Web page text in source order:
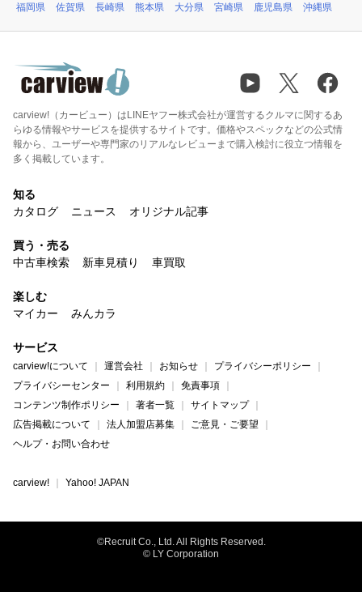
福岡県
佐賀県 長崎県 熊本県 大分県 宮崎県 鹿児島県 沖縄県
carview!（カービュー）はLINEヤフー株式会社が運営するクルマに関するあ
らゆる情報やサービスを提供するサイトです。価格やスペックなどの公式情
報から、ユーザーや専門家のリアルなレビューまで購入検討に役立つ情報を
多く掲載しています。
知る
カタログ
ニュース オリジナル記事
買う・売る
中古車検索
新車見積り 車買取
楽しむ
マイカー
みんカラ
サービス
carview!について 運営会社 お知らせ
プライバシーポリシー
プライバシーセンター
利用規約
免責事項
コンテンツ制作ポリシー
著者一覧
サイトマップ
広告掲載について
法人加盟店募集
ご意見・ご要望
ヘルプ・お問い合わせ
carview! Yahoo! JAPAN
©Recruit Co., Ltd. All Rights Reserved.
© LY Corporation